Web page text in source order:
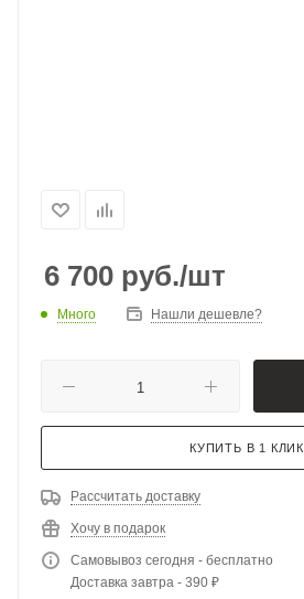
6 700 руб./шт
Много Нашли дешевле?
КУПИТЬ В 1 КЛИК
Рассчитать доставку
Хочу в подарок
Самовывоз сегодня - бесплатно
Доставка завтра - 390 ₽